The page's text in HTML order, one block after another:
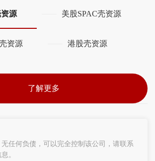
源 美股SPAC壳资源
资源 港股壳资源
了解更多
任何负债，可以完全控制该公司，请联系
。